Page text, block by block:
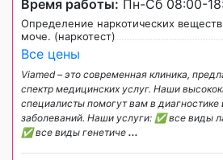
Время работы: Пн-Сб 08:00-
Определение наркотических
моче. (наркотест)
Все цены
Viamed – это современная клиника,
спектр медицинских услуг. Наши
специалисты помогут вам в диагностике
заболеваний. Наши услуги: ✅ все виды
✅ все виды генетиче ...